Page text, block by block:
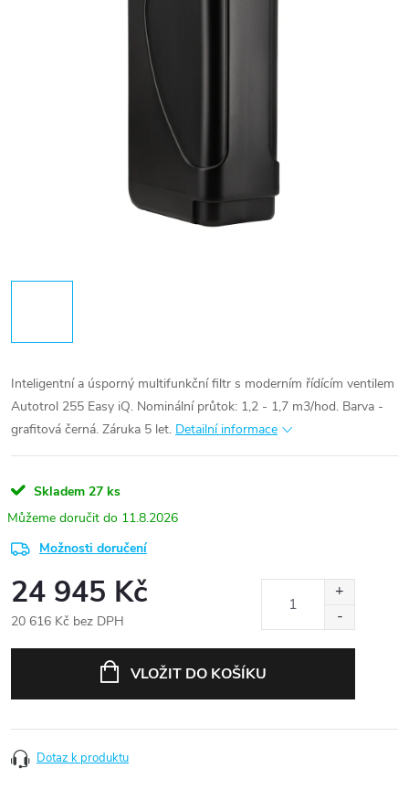
Inteligentní a úsporný multifunkční filtr s moderním řídícím ventilem
Autotrol 255 Easy iQ. Nominální průtok: 1,2 - 1,7 m3/hod. Barva -
grafitová černá. Záruka 5 let. Detailní informace
Skladem 27 ks
11.8.2026
Možnosti doručení
24 945 Kč
20 616 Kč bez DPH
VLOŽIT DO KOŠÍKU
Dotaz k produktu